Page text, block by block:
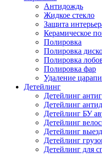
Антидождь
Жидкое стекло
Защита
Керамическое
Полировка
Полировка
Полировка
Полировка фар
Удаление
Детейлинг
Детейлинг
Детейлинг
Детейлинг БУ
Детейлинг
Детейлинг
Детейлинг
Детейлинг для